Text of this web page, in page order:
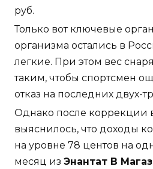
руб.
Только вот ключевые
организма остались в
легкие. При этом вес
таким, чтобы спортсмен
отказ на последних двух-
Однако после коррекции
выяснилось, что доходы
на уровне 78 центов на
месяц из Энантат В